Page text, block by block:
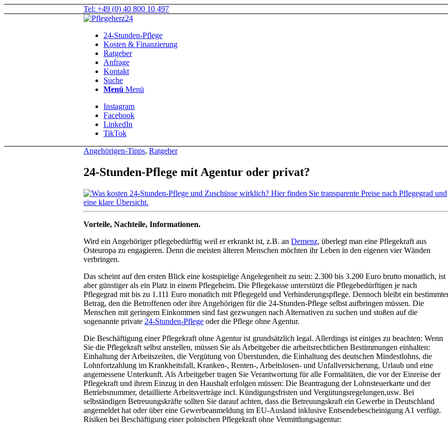
Tel: +49 (0) 40 800 10 497
24-Stunden-Pflege
Kosten & Finanzierung
Ratgeber
Anfrage
Kontakt
Suche
Menü Menü
Instagram
Facebook
LinkedIn
TikTok
Angehörigen-Tipps, Ratgeber
24-Stunden-Pflege mit Agentur oder privat?
Vorteile, Nachteile, Informationen.
Wird ein Angehöriger pflegebedürftig weil er erkrankt ist, z.B. an Demenz, überlegt man eine Pflegekraft aus
Osteuropa zu engagieren. Denn die meisten älteren Menschen möchten ihr Leben in den eigenen vier Wänden
verbringen.
Das scheint auf den ersten Blick eine kostspielige Angelegenheit zu sein: 2.300 bis 3.200 Euro brutto monatlich, ist
aber günstiger als ein Platz in einem Pflegeheim. Die Pflegekasse unterstützt die Pflegebedürftigen je nach
Pflegegrad mit bis zu 1.111 Euro monatlich mit Pflegegeld und Verhinderungspflege. Dennoch bleibt ein
Betrag, den die Betroffenen oder ihre Angehörigen für die 24-Stunden-Pflege selbst aufbringen müssen. Die
Menschen mit geringem Einkommen sind fast gezwungen nach Alternativen zu suchen und stoßen auf die
sogenannte private 24-Stunden-Pflege oder die Pflege ohne Agentur.
Die Beschäftigung einer Pflegekraft ohne Agentur ist grundsätzlich legal. Allerdings ist einiges zu beachten: Wenn
Sie die Pflegekraft selbst anstellen, müssen Sie als Arbeitgeber die arbeitsrechtlichen Bestimmungen einhalten:
Einhaltung der Arbeitszeiten, die Vergütung von Überstunden, die Einhaltung des deutschen Mindestlohns, die
Lohnfortzahlung im Krankheitsfall, Kranken-, Renten-, Arbeitslosen- und Unfallversicherung, Urlaub und eine
angemessene Unterkunft. Als Arbeitgeber tragen Sie Verantwortung für alle Formalitäten, die vor der Einreise der
Pflegekraft und ihrem Einzug in den Haushalt erfolgen müssen: Die Beantragung der Lohnsteuerkarte und der
Betriebsnummer, detaillierte Arbeitsverträge incl. Kündigungsfristen und Vergütungsregelungen,usw. Bei
selbständigen Betreuungskräfte sollten Sie darauf achten, dass die Betreuungskraft ein Gewerbe in Deutschland
angemeldet hat oder über eine Gewerbeanmeldung im EU-Ausland inklusive Entsendebescheinigung A1 verfügt.
Risiken bei Beschäftigung einer polnischen Pflegekraft ohne Vermittlungsagentur: